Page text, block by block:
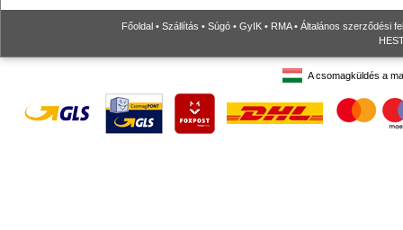
Főoldal • Szállítás • Súgó • GyIK • RMA• Általános szerződési
A csomagküldés a